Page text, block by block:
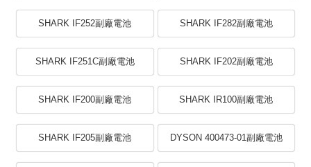
SHARK IF252副廠電池 SHARK IF282副廠電池
SHARK IF251C副廠電池 SHARK IF202副廠電池
SHARK IF200副廠電池 SHARK IR100副廠電池
SHARK IF205副廠電池 DYSON 400473-01副廠電池